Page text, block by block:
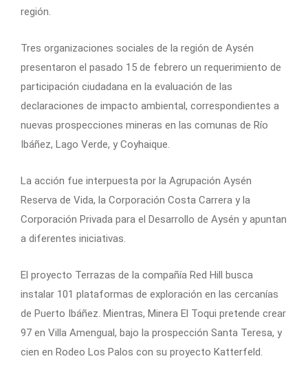
región.
Tres organizaciones sociales de la región de Aysén
presentaron el pasado 15 de febrero un requerimiento de
participación ciudadana en la evaluación de las
declaraciones de impacto ambiental, correspondientes a
nuevas prospecciones mineras en las comunas de Río
Ibáñez, Lago Verde, y Coyhaique.
La acción fue interpuesta por la Agrupación Aysén
Reserva de Vida, la Corporación Costa Carrera y la
Corporación Privada para el Desarrollo de Aysén y apuntan
a diferentes iniciativas.
El proyecto Terrazas de la compañía Red Hill busca
instalar 101 plataformas de exploración en las cercanías
de Puerto Ibáñez. Mientras, Minera El Toqui pretende crear
97 en Villa Amengual, bajo la prospección Santa Teresa, y
cien en Rodeo Los Palos con su proyecto Katterfeld.